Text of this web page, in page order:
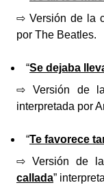
⇨ Versión de la
por The Beatles.
“Se dejaba
⇨ Versión de
interpretada por
“Te favorece
⇨ Versión de
callada”